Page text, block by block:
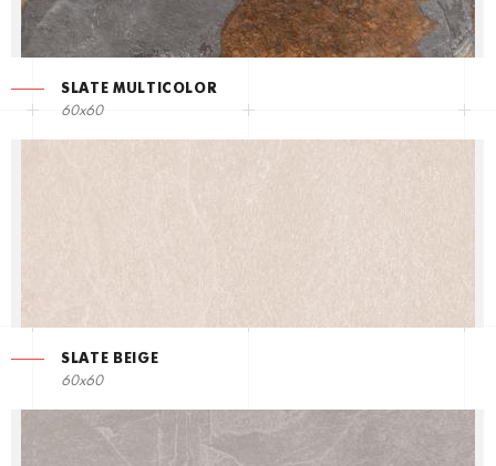
SLATE MULTICOLOR
60x60
SLATE BEIGE
60x60